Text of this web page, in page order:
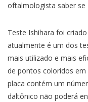
oftalmologista saber
Teste Ishihara foi
atualmente é um dos
mais utilizado e mais
de pontos coloridos em
placa contém um
daltônico não poderá